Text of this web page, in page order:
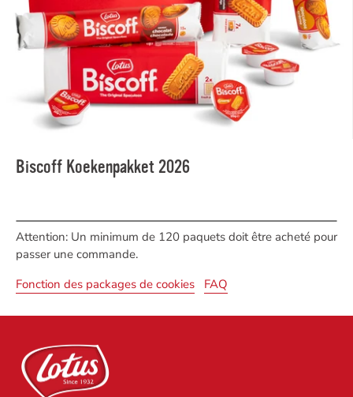
Biscoff Koekenpakket 2026
Attention: Un minimum de 120 paquets doit être acheté pour
passer une commande.
Fonction des packages de cookies
FAQ